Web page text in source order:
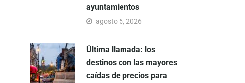
ayuntamientos
agosto 5, 2026
Última llamada: los
destinos con las mayores
caídas de precios para